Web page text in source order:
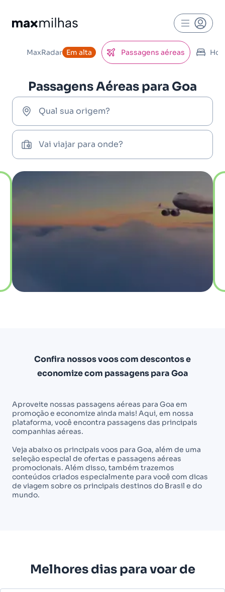
MaxRadar Em alta Passagens aéreas
Passagens Aéreas para Goa
Qual sua origem?
Vai viajar para onde?
Confira nossos voos com descontos e
economize com passagens para Goa
Aproveite nossas passagens aéreas para Goa em
promoção e economize ainda mais! Aqui, em nossa
plataforma, você encontra passagens das principais
companhias aéreas.
Veja abaixo os principais voos para Goa, além de uma
seleção especial de ofertas e passagens aéreas
promocionais. Além disso, também trazemos
conteúdos criados especialmente para você com dicas
de viagem sobre os principais destinos do Brasil e do
mundo.
Melhores dias para voar de